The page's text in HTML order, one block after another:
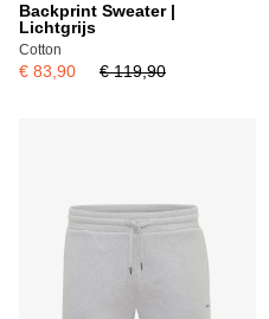
Backprint Sweater |
Lichtgrijs
Cotton
€ 83,90 € 119,90